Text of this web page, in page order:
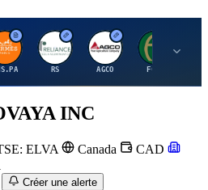
H R
RS
A
AGCO FCFS
INC
ELVA Canada
CAD
Créer une alerte